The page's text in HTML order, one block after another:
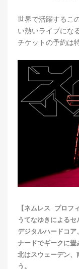
世界で活躍するこ
い熱いライブにな
チケットの予約は
【ネムレス プロフ
うてなゆきによるセ
デジタルハードコア
ナードでギークに畳
北はスウェーデン、
う。